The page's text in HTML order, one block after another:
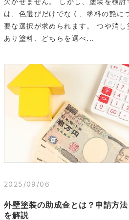
は、色選びだけでなく、塗料の艶に
要な選択が求められます。 つや消し
あり塗料、どちらを選べ...
2025/09/06
外壁塗装の助成金とは？申請方
を解説